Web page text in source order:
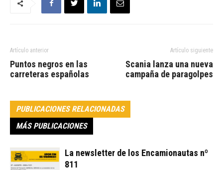
Artículo anterior
Puntos negros en las
carreteras españolas
Artículo siguiente
Scania lanza una nueva
campaña de paragolpes
PUBLICACIONES RELACIONADAS
MÁS PUBLICACIONES
La newsletter de los Encamionautas nº
811